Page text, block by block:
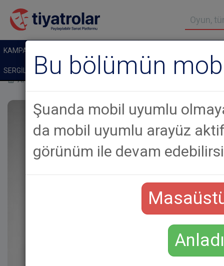
Bu bölümün
Şuanda mobil uyumlu
da mobil uyumlu arayüz
görünüm ile devam
KAMPANYALI BİLETLER
SERGİLER
GALERİLER
Anasayfa